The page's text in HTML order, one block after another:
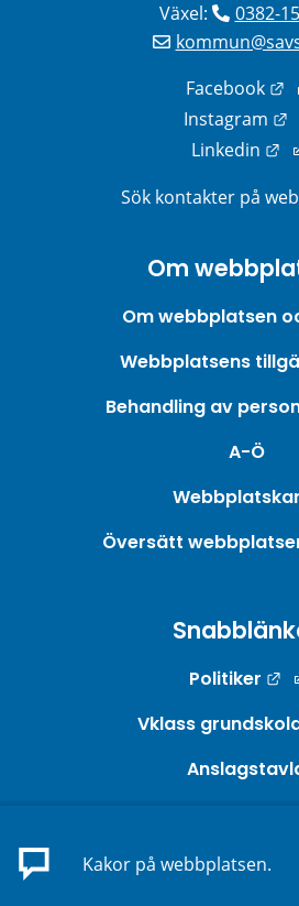
Växel:
0382-
Facebook
Instagram
Linkedin
Sök kontakter på
Om
Om webbplatsen
Webbplatsens
Behandling av
A-Ö
Översätt
Politiker
Vklass
E-tjänster
Kakor på webbplatsen.